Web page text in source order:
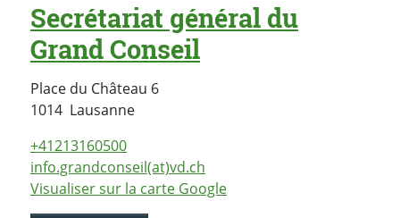
Secrétariat général du
Grand Conseil
Place du Château 6
1014 LausanneSuisse
+41213160500
info.grandconseil(at)vd.ch
Visualiser sur la carte Google